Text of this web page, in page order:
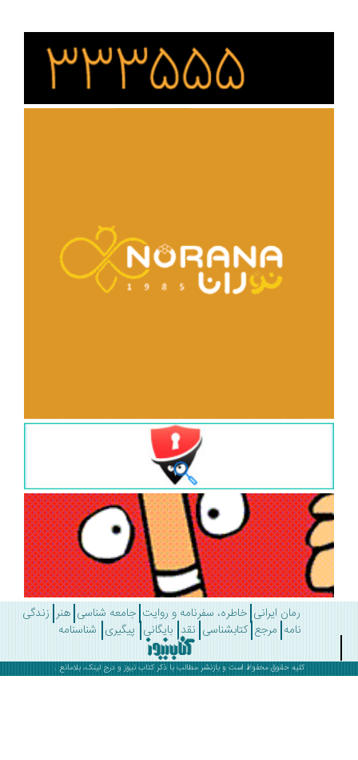
رمان ایرانی خاطره، سفرنامه و روایت جامعه شناسی هنر زندگی
مرجع کتابشناسی نقد بایگانی پیگیری شناسنامه
کلیه حقوق محفوظ است و بازنشر مطالب با ذکرکتاب نیوزو درج لینک، بلامانع .